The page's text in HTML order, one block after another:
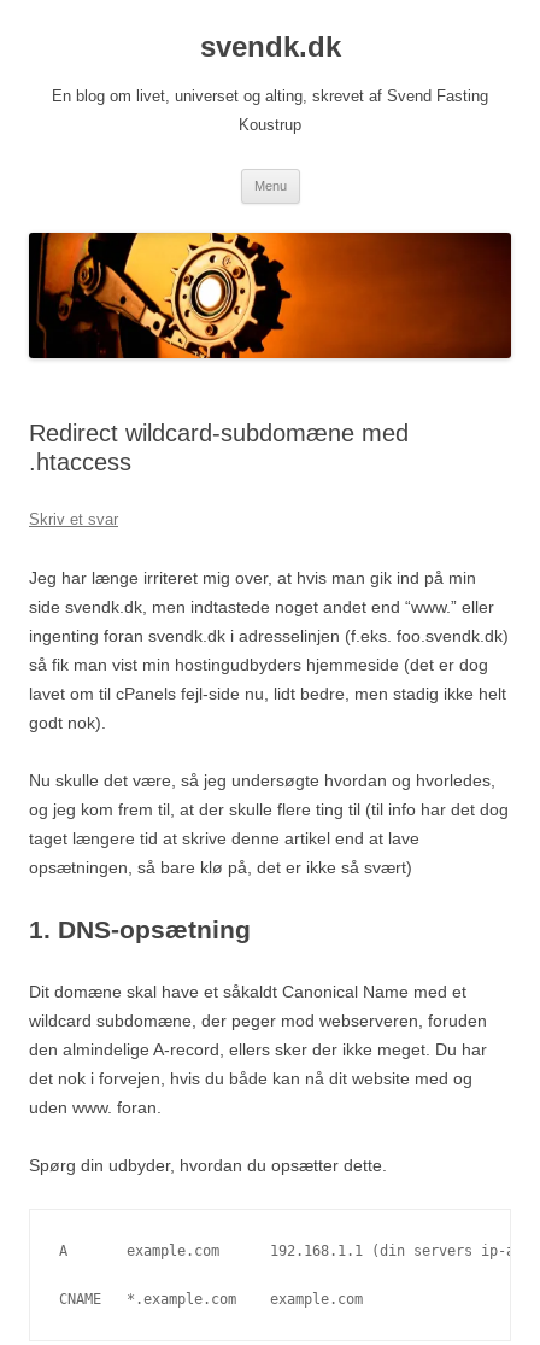
svendk.dk
En blog om livet, universet og alting, skrevet af Svend Fasting
Koustrup
Menu
Redirect wildcard-subdomæne med
.htaccess
Skriv et svar
Jeg har længe irriteret mig over, at hvis man gik ind på min
side svendk.dk, men indtastede noget andet end “www.” eller
ingenting foran svendk.dk i adresselinjen (f.eks. foo.svendk.dk)
så fik man vist min hostingudbyders hjemmeside (det er dog
lavet om til cPanels fejl-side nu, lidt bedre, men stadig ikke helt
godt nok).
Nu skulle det være, så jeg undersøgte hvordan og hvorledes,
og jeg kom frem til, at der skulle flere ting til (til info har det dog
taget længere tid at skrive denne artikel end at lave
opsætningen, så bare klø på, det er ikke så svært)
1. DNS-opsætning
Dit domæne skal have et såkaldt Canonical Name med et
wildcard subdomæne, der peger mod webserveren, foruden
den almindelige A-record, ellers sker der ikke meget. Du har
det nok i forvejen, hvis du både kan nå dit website med og
uden www. foran.
Spørg din udbyder, hvordan du opsætter dette.
A       example.com      192.168.1.1 (din servers ip-
CNAME   *.example.com    example.com